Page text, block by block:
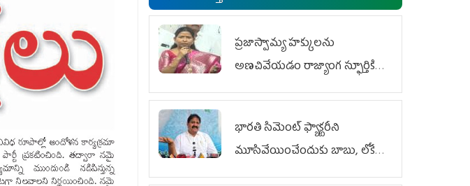
ప్రజాస్వామ్య హక్కులను
అణచివేయడం రాజ్యాంగ స్ఫూర్తికి
విరుద్ధం
భారతి సిమెంట్ ఫ్యాక్టరీని
మూసివేయించేందుకు బాబు, లోకేశ్
కుట్ర